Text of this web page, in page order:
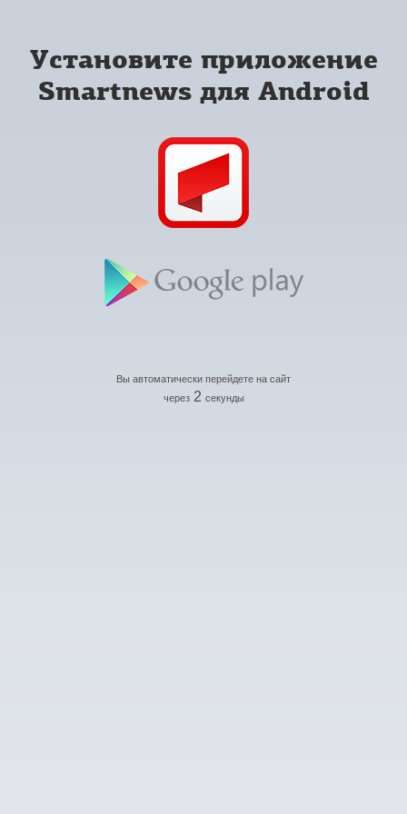
Установите приложение
Smartnews для Android
Вы автоматически перейдете на сайт
через 2 секунды